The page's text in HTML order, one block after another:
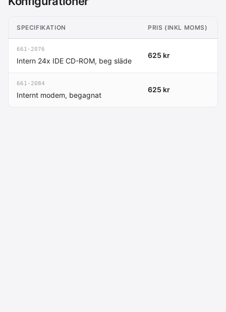
SPECIFIKATION PRIS (INKL MOMS)
661-2076
Intern 24x IDE CD-ROM, beg släde
625 kr
661-2084
Internt modem, begagnat
625 kr